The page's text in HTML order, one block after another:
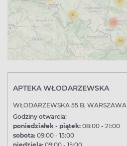
APTEKA WŁODARZEWSKA
WŁODARZEWSKA 55 B, WARSZAWA
Godziny otwarcia:
poniedziałek - piątek: 08:00 - 21:00
sobota: 09:00 - 15:00